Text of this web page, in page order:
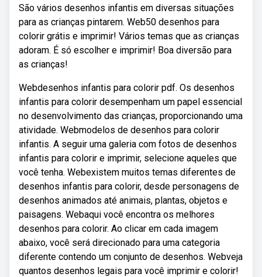
São vários desenhos infantis em diversas situações
para as crianças pintarem. Web50 desenhos para
colorir grátis e imprimir! Vários temas que as crianças
adoram. É só escolher e imprimir! Boa diversão para
as crianças!
Webdesenhos infantis para colorir pdf. Os desenhos
infantis para colorir desempenham um papel essencial
no desenvolvimento das crianças, proporcionando uma
atividade. Webmodelos de desenhos para colorir
infantis. A seguir uma galeria com fotos de desenhos
infantis para colorir e imprimir, selecione aqueles que
você tenha. Webexistem muitos temas diferentes de
desenhos infantis para colorir, desde personagens de
desenhos animados até animais, plantas, objetos e
paisagens. Webaqui você encontra os melhores
desenhos para colorir. Ao clicar em cada imagem
abaixo, você será direcionado para uma categoria
diferente contendo um conjunto de desenhos. Webveja
quantos desenhos legais para você imprimir e colorir!